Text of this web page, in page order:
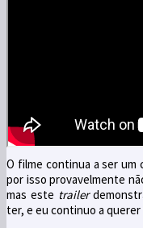
O filme continua a ser um
por isso provavelmente
mas este trailer
ter, e eu continuo a querer